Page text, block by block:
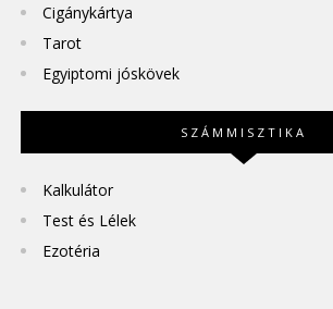
Cigánykártya
Tarot
Egyiptomi jóskövek
SZÁMMISZTIKA
Kalkulátor
Test és Lélek
Ezotéria